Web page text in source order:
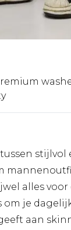
alles
om je
aan